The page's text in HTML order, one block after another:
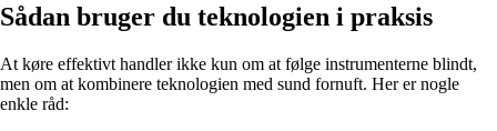
Sådan bruger du teknologien i praksis
At køre effektivt handler ikke kun om at følge instrumenterne blindt,
men om at kombinere teknologien med sund fornuft. Her er nogle
enkle råd: